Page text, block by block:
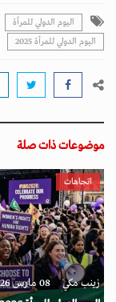
اليوم الدولي للمرأة
اليوم الدولي للمرأة 2025
موضوعات ذات صلة
اتجاهات
زينب مكي 08 مارس 2026 - 10:07